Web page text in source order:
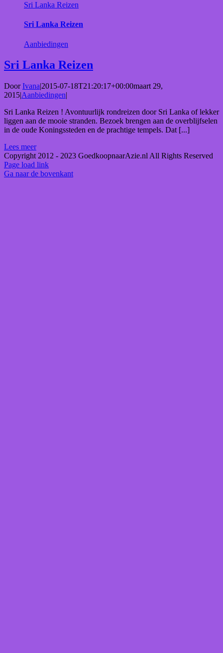
Sri Lanka Reizen
Sri Lanka Reizen
Aanbiedingen
Sri Lanka Reizen
DoorIvana|2015-07-18T21:20:17+00:00maart 29,
2015|Aanbiedingen|
Sri Lanka Reizen ! Avontuurlijk rondreizen door Sri Lanka of lekker
liggen aan de mooie stranden. Bezoek brengen aan de overblijfselen
in de oude Koningssteden en de prachtige tempels. Dat [...]
Lees meer
Copyright 2012 - 2023 GoedkoopnaarAzie.nl All Rights Reserved
Page load link
Ga naar de bovenkant